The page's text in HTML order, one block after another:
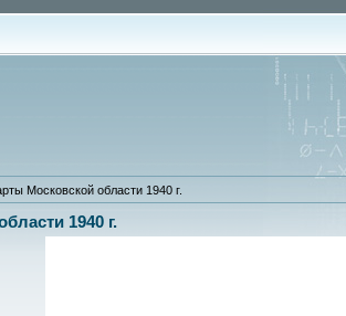
Московской области 1940 г.
1940 г.